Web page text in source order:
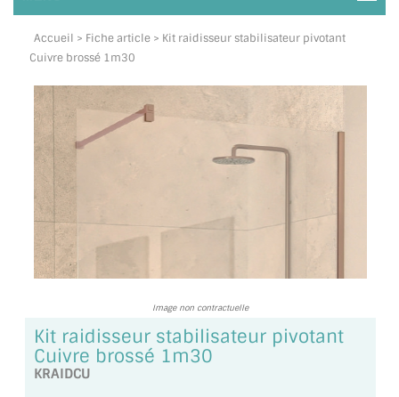
NOUS CONTACTER
DEMANDE DE DEVIS
SUIVI DE DEVIS
SUIVI DE COMMANDE
TOUS LES TARIFS AU M2
GUIDE : CHOIX PAR UTILISATION
INSPIRATIONS ET NOUVEAUTÉS
AMBIANCE LAITON BROSSÉ
Accueil > Fiche article > Kit raidisseur stabilisateur pivotant
Cuivre brossé 1m30
Image non contractuelle
Kit raidisseur stabilisateur pivotant
Cuivre brossé 1m30
KRAIDCU